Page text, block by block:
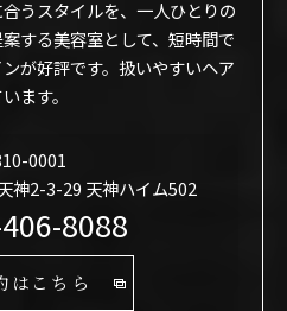
うスタイルを、一人ひとりの
する美容室として、短時間で
が好評です。扱いやすいヘア
ます。
0001
神2-3-29 天神ハイム502
8088
はこちら